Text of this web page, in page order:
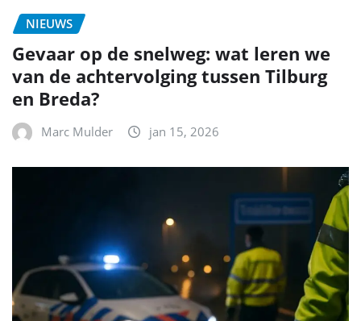
NIEUWS
Gevaar op de snelweg: wat leren we
van de achtervolging tussen Tilburg
en Breda?
Marc Mulder jan 15, 2026